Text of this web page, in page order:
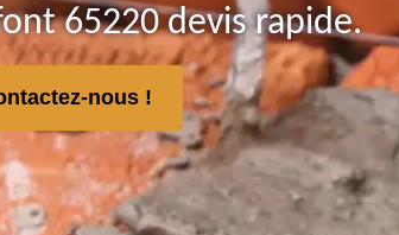
65220 devis rapide.
nous !